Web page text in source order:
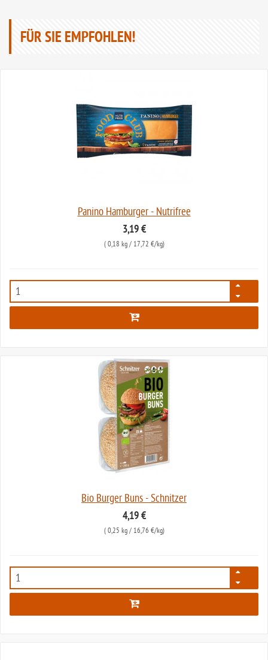
FÜR SIE EMPFOHLEN!
Panino Hamburger - Nutrifree
3,19 €
( 0,18 kg/ 17,72 €/kg)
1811
Bio Burger Buns - Schnitzer
4,19 €
( 0,25 kg/ 16,76 €/kg)
3730